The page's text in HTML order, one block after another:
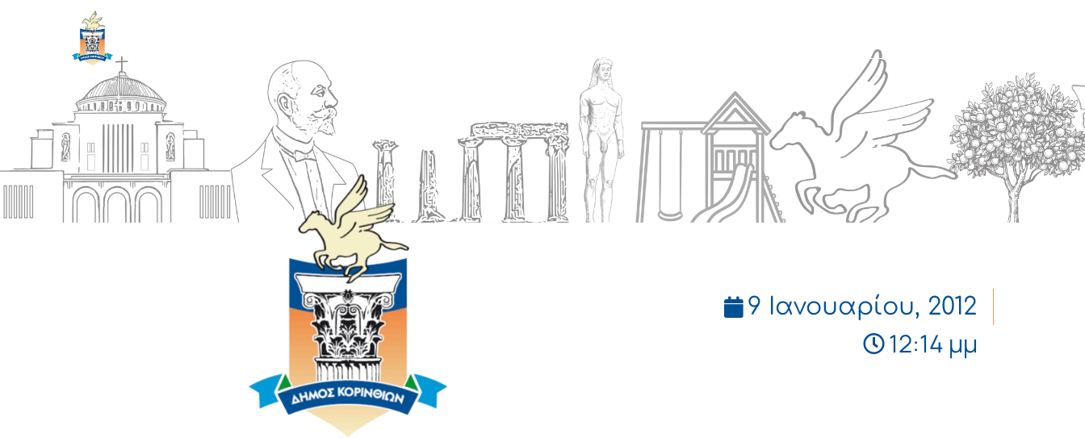
9 Ιανουαρίου, 2012
12:14 μμ